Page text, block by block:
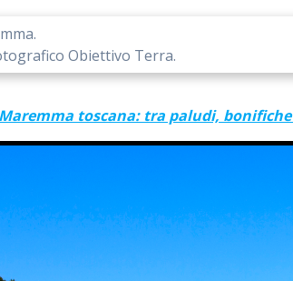
Obiettivo Terra.
toscana: tra paludi,